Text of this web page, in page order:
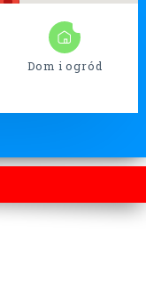
Dom i ogród